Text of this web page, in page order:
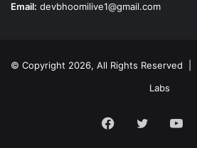
Email: devbhoomilive1@gmail.com
© Copyright 2026, All Rights Reserved |
Labs
Facebook
Twitter